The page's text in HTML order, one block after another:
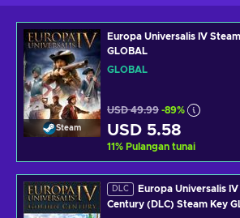
Steam
Europa Universalis IV
GLOBAL
GLOBAL
USD 49.99 -89%
USD 5.58
11% Pulangan tunai
DLC
Europa Universalis
Century (DLC) Steam Key